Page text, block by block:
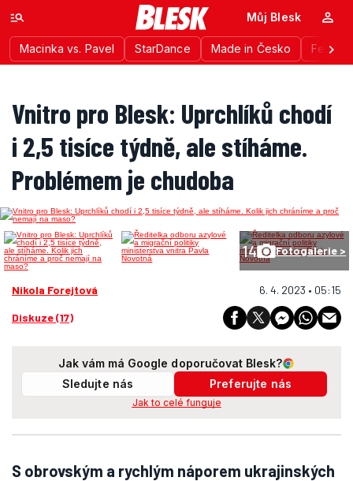
Macinka vs. Pavel StarDance Made in Česko
Můj Blesk
Vnitro pro Blesk: Uprchlíků chodí
i 2,5 tisíce týdně, ale stíháme.
Problémem je chudoba
14 Fotogalerie >
Nikola Forejtová 6. 4. 2023 • 05:15
Diskuze (17)
Jak vám má Google doporučovat Blesk?
Sledujte nás
Preferujte nás
Jak to celé funguje
S obrovským a rychlým náporem ukrajinských